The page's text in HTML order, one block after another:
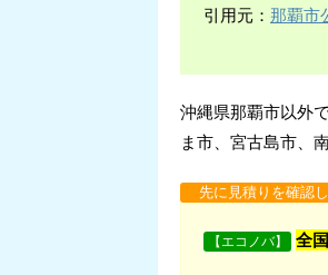
引用元： 那覇市
沖縄県那覇市以外
ま市、宮古島市、
先に見積りを確認
【エコノバ】 全